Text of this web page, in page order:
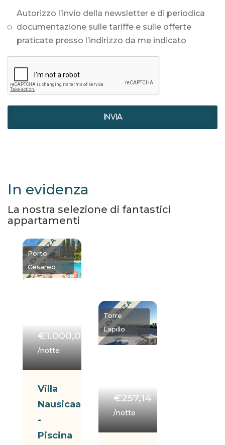
Autorizzo l’invio della newsletter e di periodica
documentazione sulle tariffe e sulle offerte
praticate presso l’indirizzo da me indicato
INVIA
In evidenza
La nostra selezione di fantastici
appartamenti
IN EVIDENZA
Porto
Cesareo
€1.000,00
/notte
Villa
Nausicaa
-
Piscina
IN EVIDENZA
Torre
Lapillo
€257,14
/notte